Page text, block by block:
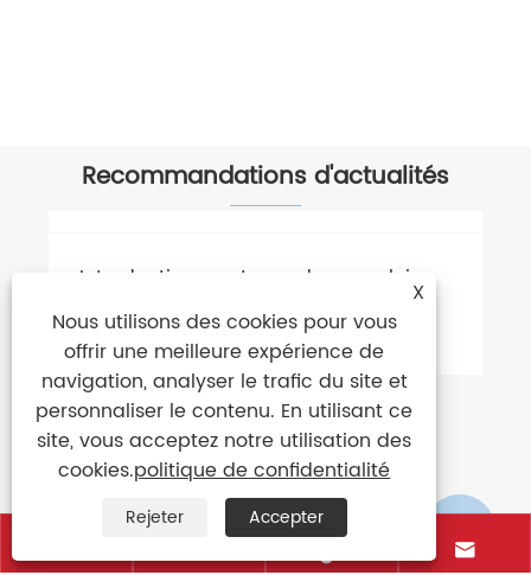
Recommandations d'actualités

X
Nous utilisons des cookies pour vous
offrir une meilleure expérience de
navigation, analyser le trafic du site et
personnaliser le contenu. En utilisant ce
site, vous acceptez notre utilisation des
cookies.politique de confidentialité
Rejeter Accepter